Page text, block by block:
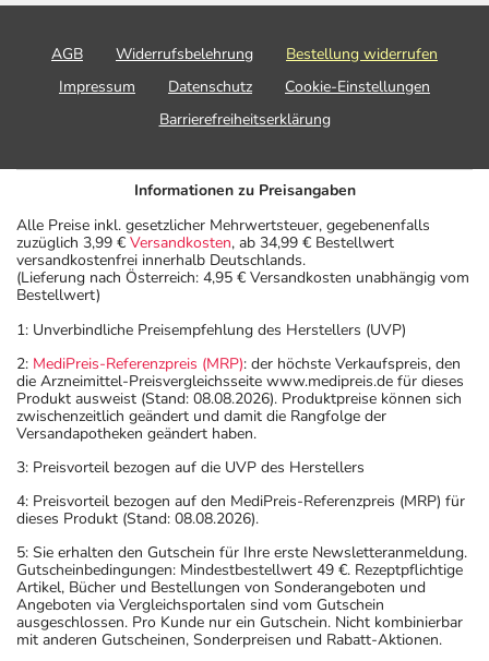
AGB Widerrufsbelehrung
Bestellung widerrufen
Impressum
Datenschutz
Cookie-Einstellungen
Barrierefreiheitserklärung
Informationen zu Preisangaben
Alle Preise inkl. gesetzlicher Mehrwertsteuer, gegebenenfalls
zuzüglich 3,99 € Versandkosten, ab 34,99 € Bestellwert
versandkostenfrei innerhalb Deutschlands.
(Lieferung nach Österreich: 4,95 € Versandkosten unabhängig vom
Bestellwert)
1: Unverbindliche Preisempfehlung des Herstellers (UVP)
2: MediPreis-Referenzpreis (MRP): der höchste Verkaufspreis, den
die Arzneimittel-Preisvergleichsseite www.medipreis.de für dieses
Produkt ausweist (Stand: 08.08.2026). Produktpreise können sich
zwischenzeitlich geändert und damit die Rangfolge der
Versandapotheken geändert haben.
3: Preisvorteil bezogen auf die UVP des Herstellers
4: Preisvorteil bezogen auf den MediPreis-Referenzpreis (MRP) für
dieses Produkt (Stand: 08.08.2026).
5: Sie erhalten den Gutschein für Ihre erste Newsletteranmeldung.
Gutscheinbedingungen: Mindestbestellwert 49 €. Rezeptpflichtige
Artikel, Bücher und Bestellungen von Sonderangeboten und
Angeboten via Vergleichsportalen sind vom Gutschein
ausgeschlossen. Pro Kunde nur ein Gutschein. Nicht kombinierbar
mit anderen Gutscheinen, Sonderpreisen und Rabatt-Aktionen.